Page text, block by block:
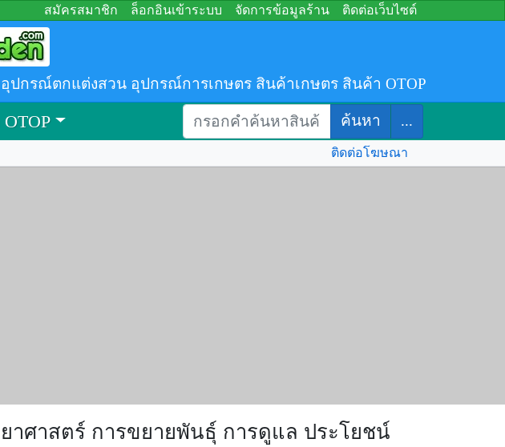
สมัครสมาชิก ล็อกอินเข้าระบบ จัดการข้อมูลร้าน ติดต่อเว็บไซต์
กรณ์ตกแต่งสวน อุปกรณ์การเกษตร สินค้าเกษตร สินค้า OTOP
ค้นหา ...
ติดต่อโฆษณา
ศาสตร์ การขยายพันธุ์ การดูแล ประโยชน์